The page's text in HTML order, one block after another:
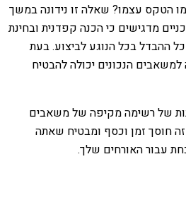
הטקס עצמו? שאלה זו נידונה במשך
מדגישים כי הכנה קפדנית ובחינת
ההבדל בכל הנוגע לביצוע. בעת
למשאבים הנכונים יכולה להבטיח
של רשימה מקיפה של משאבים
זה חוסך זמן וכסף ומבטיח שאתה
עבור האורחים שלך.